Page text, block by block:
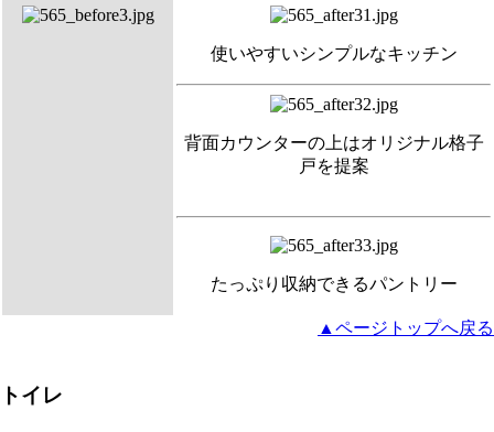
使いやすいシンプルなキッチン
背面カウンターの上はオリジナル格子
戸を提案
たっぷり収納できるパントリー
▲ページトップへ戻る
トイレ